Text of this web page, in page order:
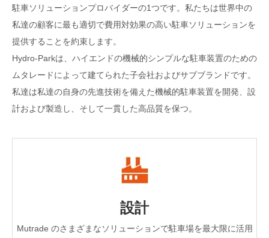
駐車ソリューションプロバイダーの1つです。私たちは世界中の
私達の顧客に最も適切で費用対効果の高い駐車ソリューションを
提供することを約束します。
Hydro-Parkは、ハイエンドの機械的シンプルな駐車装置のための
ムタレードによって建てられた子会社およびサブブランドです。
私達は私達の自身の先進技術を備えた機械的駐車装置を開発、設
計および製造し、そして一貫した高品質を保つ。
設計
Mutrade のさまざまなソリューションで駐車場を最大限に活用